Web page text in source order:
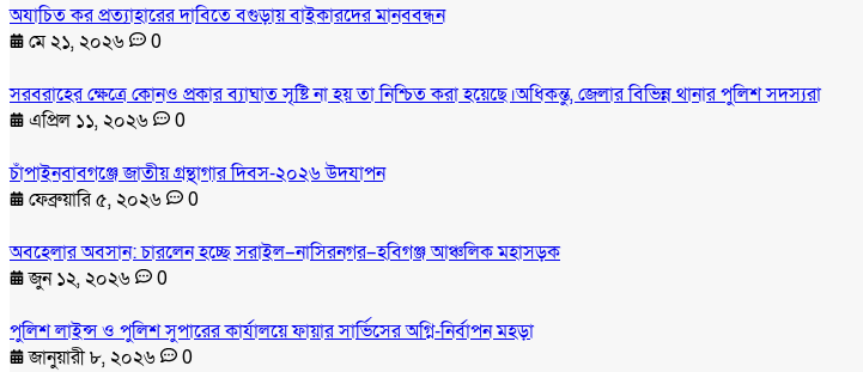
অযাচিত কর প্রত্যাহারের দাবিতে বগুড়ায় বাইকারদের মানববন্ধন
মে ২১, ২০২৬
0
সরবরাহের ক্ষেত্রে কোনও প্রকার ব্যাঘাত সৃষ্টি না হয় তা নিশ্চিত করা হয়েছে।অধিকন্তু, জেলার বিভিন্ন থানার পুলিশ সদস্যরা
এপ্রিল ১১, ২০২৬
0
চাঁপাইনবাবগঞ্জে জাতীয় গ্রন্থাগার দিবস-২০২৬ উদযাপন
ফেব্রুয়ারি ৫, ২০২৬
0
অবহেলার অবসান: চারলেন হচ্ছে সরাইল–নাসিরনগর–হবিগঞ্জ আঞ্চলিক মহাসড়ক
জুন ১২, ২০২৬
0
পুলিশ লাইন্স ও পুলিশ সুপারের কার্যালয়ে ফায়ার সার্ভিসের অগ্নি-নির্বাপন মহড়া
জানুয়ারী ৮, ২০২৬
0